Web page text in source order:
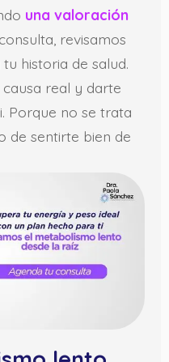
una valoración
revisamos
historia de salud.
real y darte
Porque no se trata
de sentirte bien de